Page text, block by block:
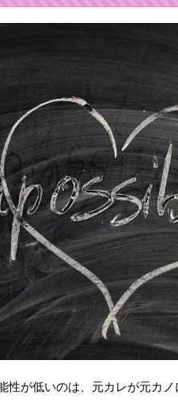
性が低いのは、元カレが元カ